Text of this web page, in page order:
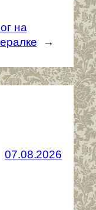
на
→
07.08.2026